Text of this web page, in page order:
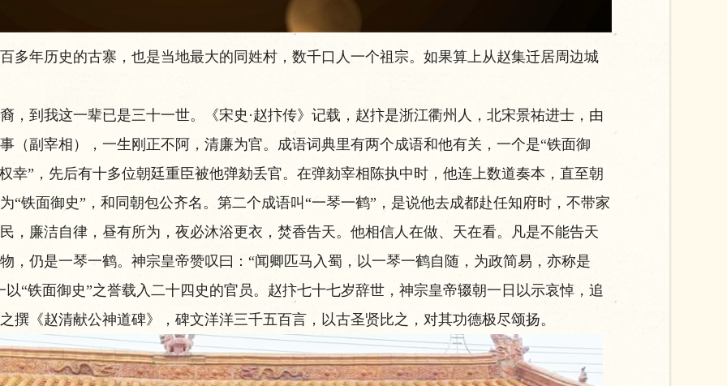
年历史的古寨，也是当地最大的同姓村，数千口人一个祖宗。如果算上从赵集迁居周边城
到我这一辈已是三十一世。《宋史·赵抃传》记载，赵抃是浙江衢州人，北宋景祐进士，由
（副宰相），一生刚正不阿，清廉为官。成语词典里有两个成语和他有关，一个是“铁面御
幸”，先后有十多位朝廷重臣被他弹劾丢官。在弹劾宰相陈执中时，他连上数道奏本，直至朝
“铁面御史”，和同朝包公齐名。第二个成语叫“一琴一鹤”，是说他去成都赴任知府时，不带家
，廉洁自律，昼有所为，夜必沐浴更衣，焚香告天。他相信人在做、天在看。凡是不能告天
，仍是一琴一鹤。神宗皇帝赞叹曰：“闻卿匹马入蜀，以一琴一鹤自随，为政简易，亦称是
“铁面御史”之誉载入二十四史的官员。赵抃七十七岁辞世，神宗皇帝辍朝一日以示哀悼，追
撰《赵清献公神道碑》，碑文洋洋三千五百言，以古圣贤比之，对其功德极尽颂扬。